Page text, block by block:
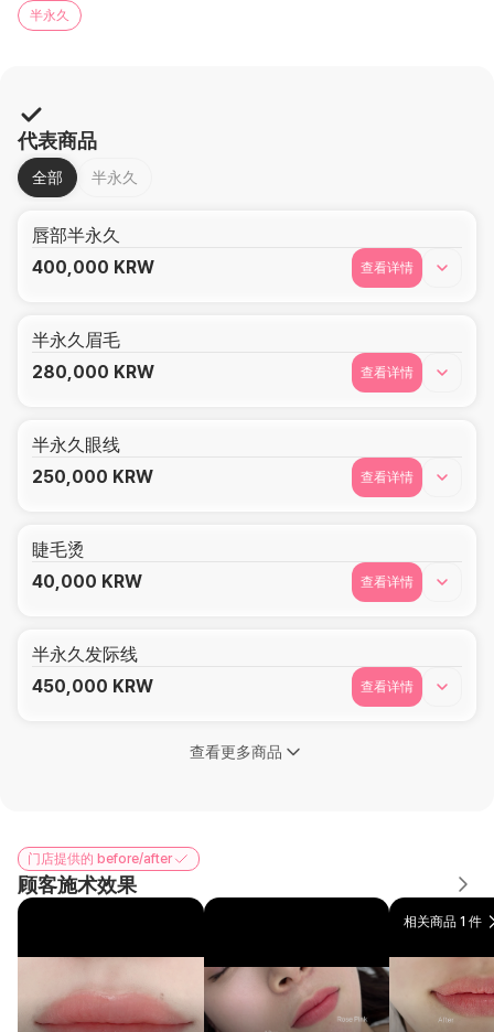
半永久
代表商品
全部 半永久
唇部半永久
400,000 KRW 查看详情
半永久眉毛
280,000 KRW 查看详情
半永久眼线
250,000 KRW 查看详情
睫毛烫
40,000 KRW 查看详情
半永久发际线
450,000 KRW 查看详情
查看更多商品
门店提供的 before/after
顾客施术效果
相关商品 1 件